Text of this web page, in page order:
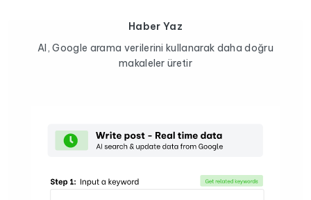
Haber Yaz
AI, Google arama verilerini kullanarak daha doğru
makaleler üretir